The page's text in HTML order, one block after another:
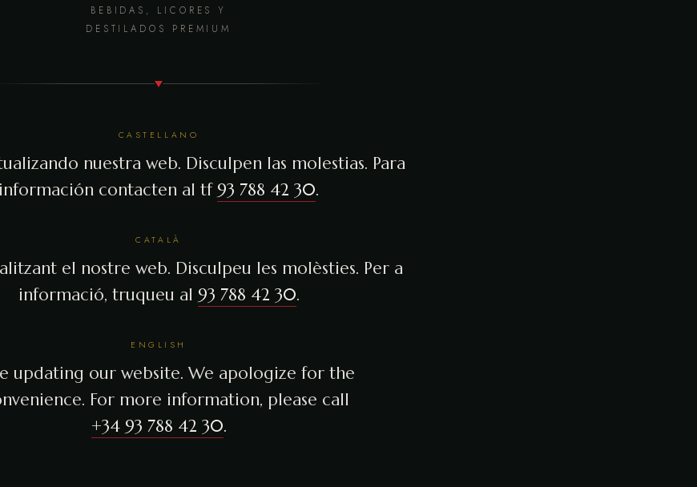
BEBIDAS, LICORES Y
DESTILADOS PREMIUM
CASTELLANO
nuestra web. Disculpen las molestias. Para
información contacten al tf 93 788 42 30.
CATALÀ
el nostre web. Disculpeu les molèsties. Per a
informació, truqueu al 93 788 42 30.
ENGLISH
updating our website. We apologize for the
For more information, please call
+34 93 788 42 30.